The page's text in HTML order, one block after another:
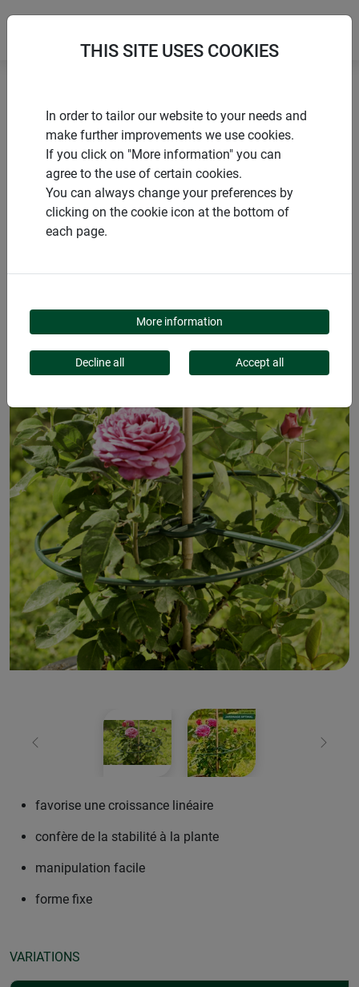
Accueil
Tuteurs pour fleurs et arbustes
Anneau tuteur standard
PRODUITS
ANNEAU TUTEUR
STANDARD
retour
favorise une croissance linéaire
confère de la stabilité à la plante
manipulation facile
forme fixe
VARIATIONS
THIS SITE USES COOKIES
In order to tailor our website to your needs and
make further improvements we use cookies.
If you click on "More information" you can
agree to the use of certain cookies.
You can always change your preferences by
clicking on the cookie icon at the bottom of
each page.
More information
Decline all Accept all